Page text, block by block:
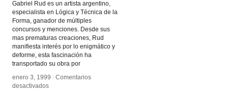
Gabriel Rud es un artista argentino,
especialista en Lógica y Técnica de la
Forma, ganador de múltiples
concursos y menciones. Desde sus
mas prematuras creaciones, Rud
manifiesta interés por lo enigmático y
deforme, esta fascinación ha
transportado su obra por
enero 3, 1999 / Comentarios
desactivadosen
enero 3, 1999 / Comentarios
desactivadosen